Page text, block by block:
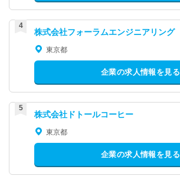
株式会社フォーラムエンジニアリング
東京都
企業の求人情報を見る
株式会社ドトールコーヒー
東京都
企業の求人情報を見る